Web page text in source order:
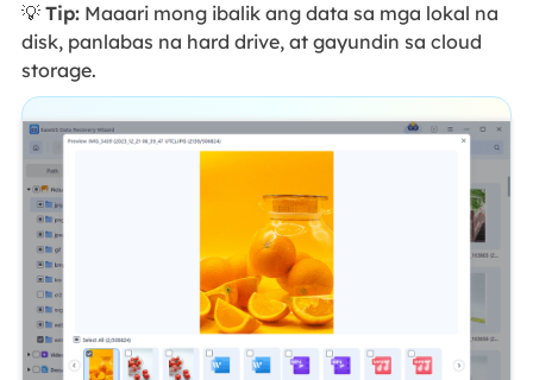
💡 Tip:Maaari mong ibalik ang data sa mga lokal na
disk, panlabas na hard drive, at gayundin sa cloud
storage.